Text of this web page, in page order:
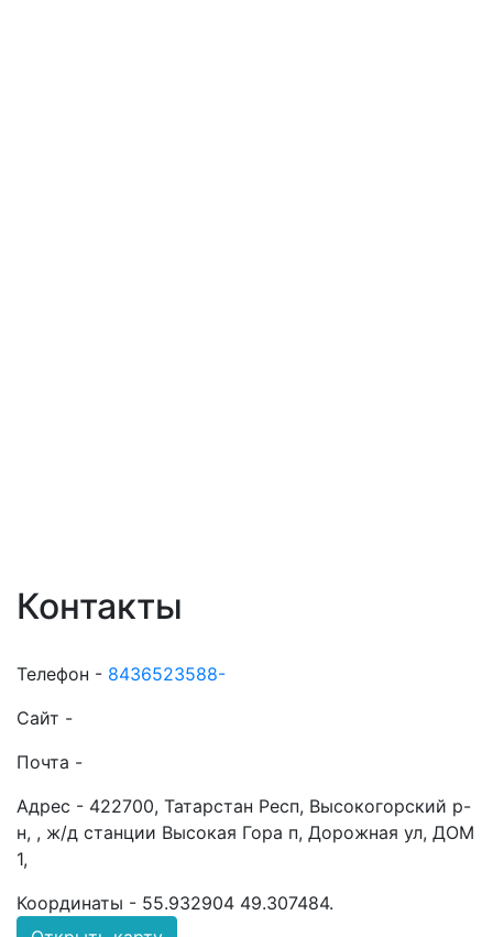
Контакты
Телефон - 8436523588-
Сайт -
Почта -
Адрес - 422700, Татарстан Респ, Высокогорский р-
н, , ж/д станции Высокая Гора п, Дорожная ул, ДОМ
1,
Координаты - 55.932904 49.307484.